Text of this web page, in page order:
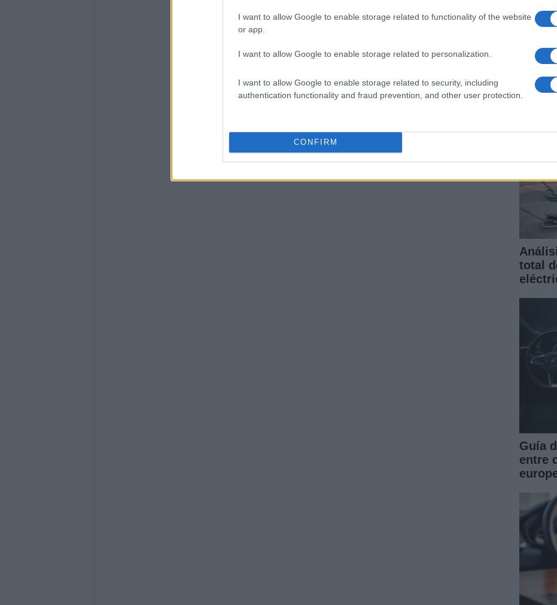
I want to allow Google to enable storage related to functionality of the website
or app.
I want to allow Google to enable storage related to personalization.
I want to allow Google to enable storage related to security, including
authentication functionality and fraud prevention, and other user protection.
CONFIRM
total
Guía
entre